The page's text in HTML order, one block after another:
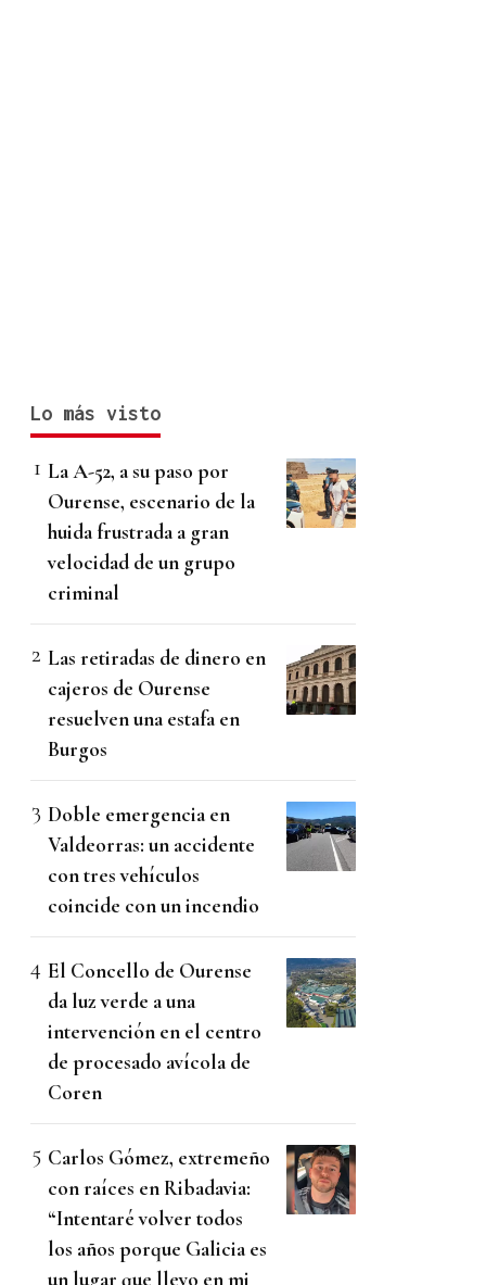
Lo más visto
La A-52, a su paso por
Ourense, escenario de la
huida frustrada a gran
velocidad de un grupo
criminal
Las retiradas de dinero en
cajeros de Ourense
resuelven una estafa en
Burgos
Doble emergencia en
Valdeorras: un accidente
con tres vehículos
coincide con un incendio
El Concello de Ourense
da luz verde a una
intervención en el centro
de procesado avícola de
Coren
Carlos Gómez, extremeño
con raíces en Ribadavia:
“Intentaré volver todos
los años porque Galicia es
un lugar que llevo en mi